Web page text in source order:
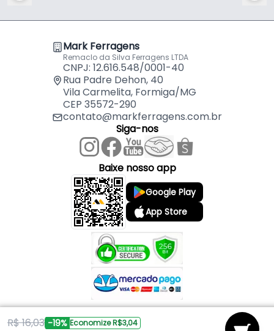
R$ 16,03 -19% Economize R$3,04
Mark Ferragens
Remaclo da Silva Ferragens LTDA
CNPJ: 12.616.548/0001-40
Rua Padre Dehon, 40
Vila Carmelita, Formiga/MG
CEP 35572-290
contato@markferragens.com.br
Siga-nos
Baixe nosso app
Google Play
App Store
Copyright © 2026 Mark Ferragens. Todos os direitos reservados.